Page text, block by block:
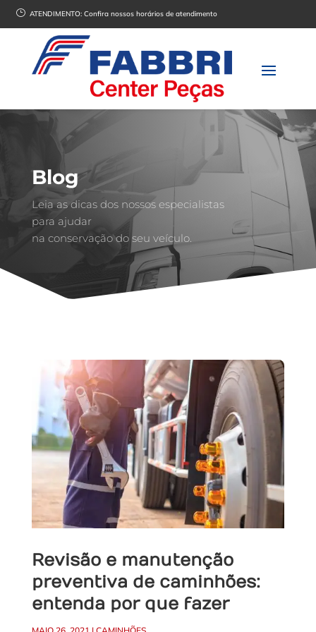
} ATENDIMENTO:Confira nossos horários de atendimento
Blog
Leia as dicas dos nossos especialistas
para ajudar
na conservação do seu veículo.
Revisão e manutenção
preventiva de caminhões:
entenda por que fazer